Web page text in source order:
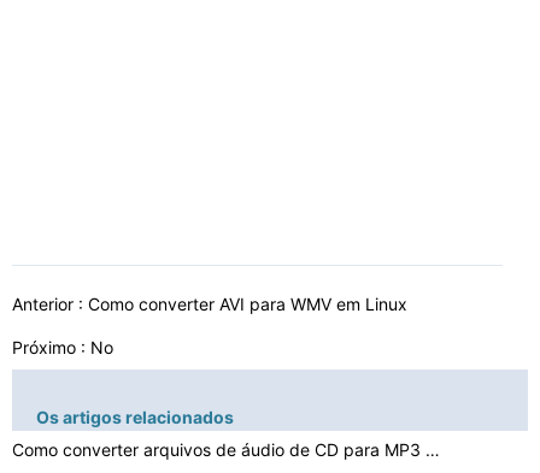
Anterior : Como converter AVI para WMV em Linux
Próximo : No
Os artigos relacionados
Como converter arquivos de áudio de CD para MP3 com o …